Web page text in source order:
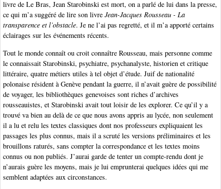
livre de Le Bras, Jean Starobinski est mort, on a parlé de lui dans la presse,
ce qui m’a suggéré de lire son livre Jean-Jacques Rousseau - La
transparence et l’obstacle. Je ne l’ai pas regretté, et il m’a apporté certains
éclairages sur les événements récents.
Tout le monde connaît ou croit connaître Rousseau, mais personne comme
le connaissait Starobinski, psychiatre, psychanalyste, historien et critique
littéraire, quatre métiers utiles à tel objet d’étude. Juif de nationalité
polonaise résident à Genève pendant la guerre, il n’avait guère de possibilité
de voyager, les bibliothèques genevoises sont riches d’archives
rousseauistes, et Starobinski avait tout loisir de les explorer. Ce qu’il y a
trouvé va bien au delà de ce que nous avons appris au lycée, non seulement
il a lu et relu les textes classiques dont nos professeurs expliquaient les
passages les plus connus, mais il a scruté les versions préliminaires et les
brouillons raturés, sans compter la correspondance et les textes moins
connus ou non publiés. J’aurai garde de tenter un compte-rendu dont je
n’aurais guère les moyens, mais je lui emprunterai quelques idées qui me
semblent adaptées aux circonstances.